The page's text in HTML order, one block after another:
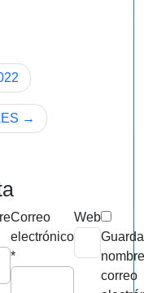
Correo
electrónico
*
Web
correo